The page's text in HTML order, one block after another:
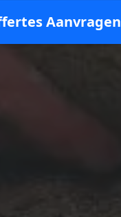
Aanvragen